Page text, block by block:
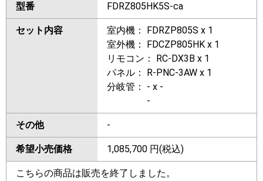
型番 FDRZ805HK5S-ca
セット内容
室内機： FDRZP805S x 1
室外機： FDCZP805HK x 1
リモコン： RC-DX3B x 1
パネル： R-PNC-3AW x 1
分岐管： - x -
-
その他 -
希望小売価格 1,085,700 円(税込)
こちらの商品は販売を終了しました。